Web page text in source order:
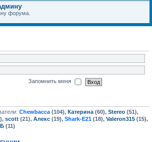
форума.
Запомнить меня
Chewbacca (104), Катерина (60), Stereo (51),
scott (21), Алекс (19), Shark-E21 (18), Valeron315 (15),
(11)